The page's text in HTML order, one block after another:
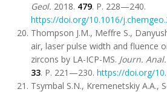
Geol. 2018. 479. P. 228—240.
https://doi.org/10.1016/
Thompson J.M., Meffre S.,
air, laser pulse width and fluence
zircons by LA-ICP-MS. Journ.
33. P. 221—230. https://doi.org/
Tsymbal S.N., Kremenetskiy A.A.,